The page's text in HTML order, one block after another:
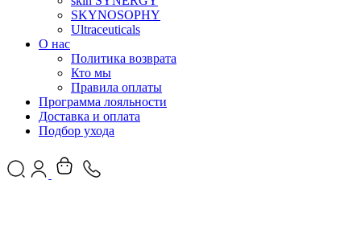
SKYNOSOPHY
Ultraceuticals
О нас
Политика возврата
Кто мы
Правила оплаты
Программа лояльности
Доставка и оплата
Подбор ухода